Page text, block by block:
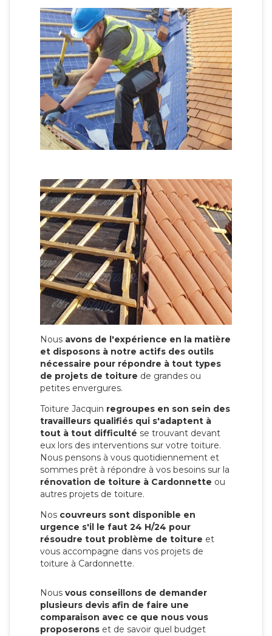
Nous avons de l'expérience en la matière
et disposons à notre actifs des outils
nécessaire pour répondre à tout types
de projets de toiture de grandes ou
petites envergures.
Toiture Jacquin regroupes en son sein des
travailleurs qualifiés qui s'adaptent à
tout à tout difficulté se trouvant devant
eux lors des interventions sur votre toiture.
Nous pensons à vous quotidiennement et
sommes prêt à répondre à vos besoins sur la
rénovation de toiture à Cardonnette ou
autres projets de toiture.
Nos couvreurs sont disponible en
urgence s'il le faut 24 H/24 pour
résoudre tout problème de toiture et
vous accompagne dans vos projets de
toiture à Cardonnette.
Nous vous conseillons de demander
plusieurs devis afin de faire une
comparaison avec ce que nous vous
proposerons et de savoir quel budget